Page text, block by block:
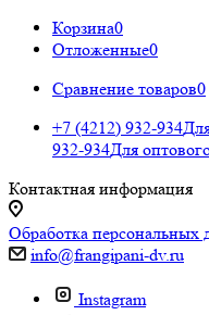
Корзина0
Отложенные0
Сравнение товаров0
+7 (4212) 932-934
932-934Для
Контактная информация
Обработка персональных
info@frangipani-dv.ru
Instagram